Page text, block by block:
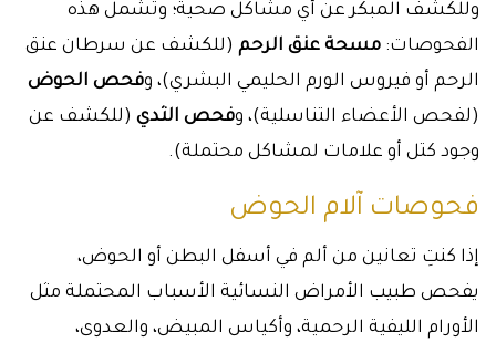
وللكشف المبكر عن أي مشاكل صحية؛ وتشمل هذه
الفحوصات: مسحة عنق الرحم (للكشف عن سرطان عنق
الرحم أو فيروس الورم الحليمي البشري)، وفحص الحوض
(لفحص الأعضاء التناسلية)، وفحص الثدي (للكشف عن
وجود كتل أو علامات لمشاكل محتملة).
فحوصات آلام الحوض
إذا كنتِ تعانين من ألم في أسفل البطن أو الحوض،
يفحص طبيب الأمراض النسائية الأسباب المحتملة مثل
الأورام الليفية الرحمية، وأكياس المبيض، والعدوى،